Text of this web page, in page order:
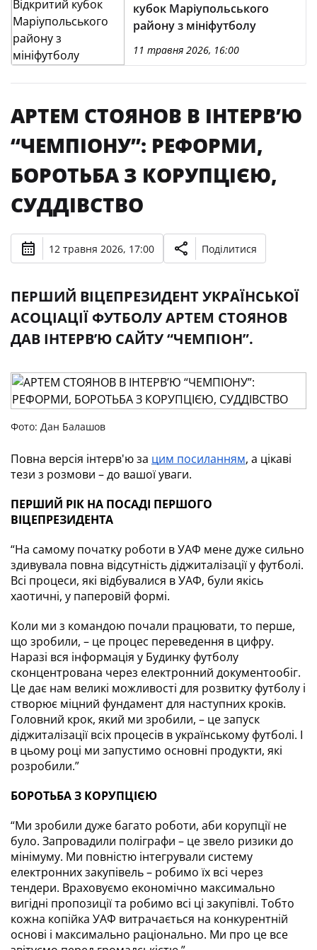
кубок Маріупольського
району з мініфутболу
11 травня 2026, 16:00
АРТЕМ СТОЯНОВ В ІНТЕРВ’Ю
“ЧЕМПІОНУ”: РЕФОРМИ,
БОРОТЬБА З КОРУПЦІЄЮ,
СУДДІВСТВО
12 травня 2026, 17:00 Поділитися
ПЕРШИЙ ВІЦЕПРЕЗИДЕНТ УКРАЇНСЬКОЇ
АСОЦІАЦІЇ ФУТБОЛУ АРТЕМ СТОЯНОВ
ДАВ ІНТЕРВ’Ю САЙТУ “ЧЕМПІОН”.
Фото: Дан Балашов
Повна версія інтерв'ю за цим посиланням, а цікаві
тези з розмови – до вашої уваги.
ПЕРШИЙ РІК НА ПОСАДІ ПЕРШОГО
ВІЦЕПРЕЗИДЕНТА
“На самому початку роботи в УАФ мене дуже сильно
здивувала повна відсутність діджиталізації у футболі.
Всі процеси, які відбувалися в УАФ, були якісь
хаотичні, у паперовій формі.
Коли ми з командою почали працювати, то перше,
що зробили, – це процес переведення в цифру.
Наразі вся інформація у Будинку футболу
сконцентрована через електронний документообіг.
Це дає нам великі можливості для розвитку футболу і
створює міцний фундамент для наступних кроків.
Головний крок, який ми зробили, – це запуск
діджиталізації всіх процесів в українському футболі. І
в цьому році ми запустимо основні продукти, які
розробили.”
БОРОТЬБА З КОРУПЦІЄЮ
“Ми зробили дуже багато роботи, аби корупції не
було. Запровадили поліграфи – це звело ризики до
мінімуму. Ми повністю інтегрували систему
електронних закупівель – робимо їх всі через
тендери. Враховуємо економічно максимально
вигідні пропозиції та робимо всі ці закупівлі. Тобто
кожна копійка УАФ витрачається на конкурентній
основі і максимально раціонально. Ми про це все